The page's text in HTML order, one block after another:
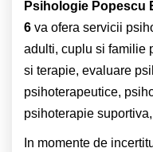
Psihologie Popescu
6 va ofera servicii
adulti, cuplu si familie
si terapie, evaluare
psihoterapeutice,
psihoterapie
In momente de